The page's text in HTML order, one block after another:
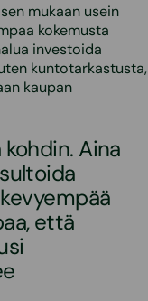
mukaan usein
kokemusta
investoida
kuntotarkastusta,
kaupan
Aina
että